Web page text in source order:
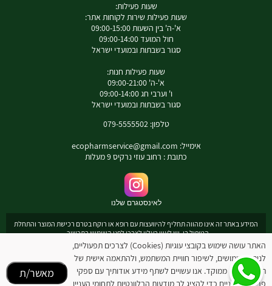
שעות פעילות:
שעות פעילות שירות לקוחות אתר:
א'-ה' בין השעות 09:00-15:00
חול המועד 09:00-14:00
סגור בשבתות ובמועדי ישראל
שעות פעילות חנות:
א'-ה' 09:00-21:00
ו' וערבי חג 09:00-14:00
סגור בשבתות ובמועדי ישראל
טלפון: 079-5555502
אימייל: ecopharmservice@gmail.com
כתובת : רחוב עוזי נרקיס 9 מעלות
לאינסטגרם שלנו
המידע באתר זה אינו מהווה תחליף להיוועצות עם רופא או רוקח בטרם רכישת המוצר והתחלת
הטיפול בו. יש לעיין בעלון לצרכן לפני השימוש בתכשיר .
מומלץ להיוועץ עם רוקח בכל הנוגע למטרות ואופן השימוש , תופעות לוואי ואינטראקציה עם
תכשירים אחרים.
המחירים בתוקף לרכישה באתר בלבד - להתייעצות עם רוקח: 0795555502
ובנוסף כתובת דואר אלקטרוני
ecopharmservice@gmail.com
האתר עושה שימוש בקובצי עוגיות (Cookies) לצרכים תפעוליים,
לניתוח שימושים, לשיפור חוויית המשתמש, ולהתאמה אישית של
תוכן ופרסום ממוקד. אנו עשויים לשתף מידע אודותיך עם ספקי
פרסום חיצוניים כדי להציג לך מודעות הרלוונטיות לתחומי העניין
מאשר/ת